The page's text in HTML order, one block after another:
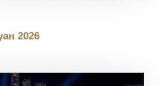
2026